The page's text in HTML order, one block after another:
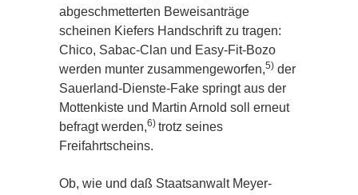
abgeschmetterten Beweisanträge
scheinen Kiefers Handschrift zu tragen:
Chico, Sabac-Clan und Easy-Fit-Bozo
werden munter zusammengeworfen,5) der
Sauerland-Dienste-Fake springt aus der
Mottenkiste und Martin Arnold soll erneut
befragt werden,6) trotz seines
Freifahrtscheins.
Ob, wie und daß Staatsanwalt Meyer-